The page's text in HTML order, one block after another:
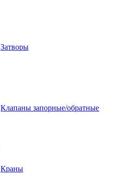
Затворы
Клапаны запорные/обратные
Краны